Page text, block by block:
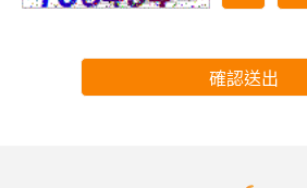
確認送出